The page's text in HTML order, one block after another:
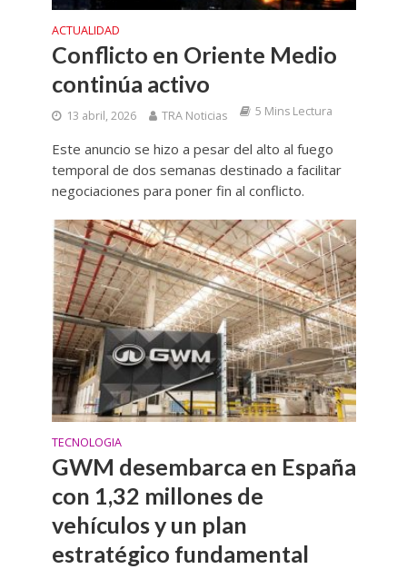
ACTUALIDAD
Conflicto en Oriente Medio
continúa activo
13 abril, 2026 TRA Noticias 5 Mins Lectura
Este anuncio se hizo a pesar del alto al fuego
temporal de dos semanas destinado a facilitar
negociaciones para poner fin al conflicto.
TECNOLOGIA
GWM desembarca en España
con 1,32 millones de
vehículos y un plan
estratégico fundamental